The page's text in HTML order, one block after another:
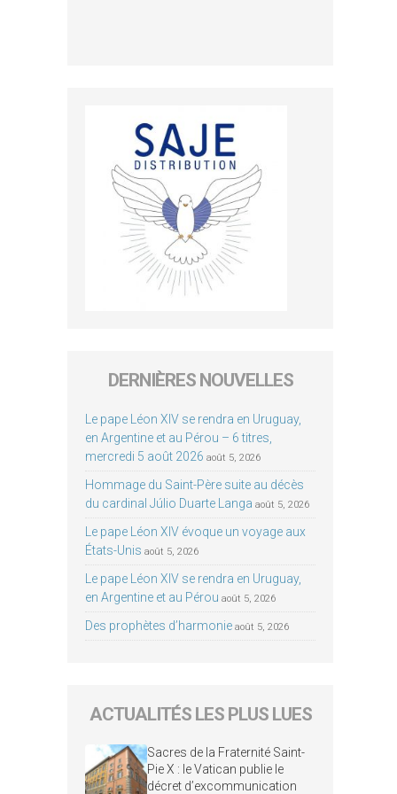
DERNIÈRES NOUVELLES
Le pape Léon XIV se rendra en Uruguay,
en Argentine et au Pérou – 6 titres,
mercredi 5 août 2026 août 5, 2026
Hommage du Saint-Père suite au décès
du cardinal Júlio Duarte Langa août 5, 2026
Le pape Léon XIV évoque un voyage aux
États-Unis août 5, 2026
Le pape Léon XIV se rendra en Uruguay,
en Argentine et au Pérou août 5, 2026
Des prophètes d’harmonie août 5, 2026
ACTUALITÉS LES PLUS LUES
Sacres de la Fraternité Saint-
Pie X : le Vatican publie le
décret d’excommunication